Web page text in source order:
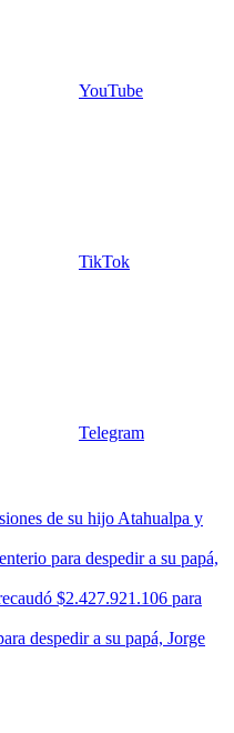
YouTube
TikTok
Telegram
de su hijo Atahualpa y
para despedir a su papá,
$2.427.921.106 para
despedir a su papá, Jorge